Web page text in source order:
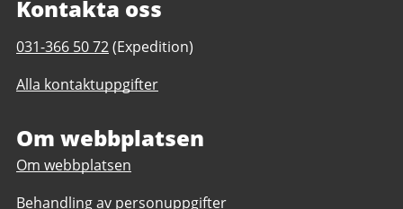
Kontakta oss
Telefonnummer
Björlandaskolan
6
031-366 50 72(Expedition)
Alla kontaktuppgifter
Om webbplatsen
Om webbplatsen
Behandling av personuppgifter